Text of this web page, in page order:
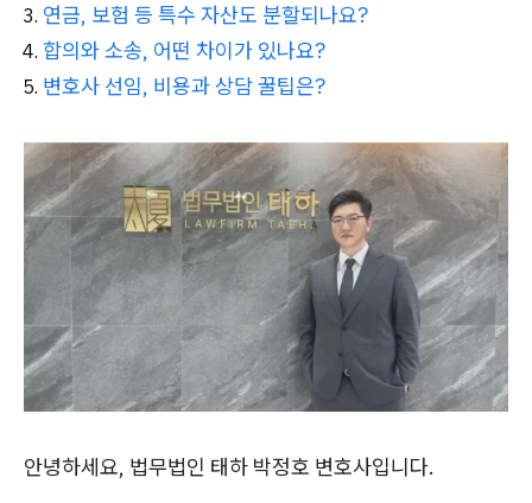
연금, 보험 등 특수 자산도 분할되나요?
합의와 소송, 어떤 차이가 있나요?
변호사 선임, 비용과 상담 꿀팁은?
안녕하세요, 법무법인 태하 박정호 변호사입니다.